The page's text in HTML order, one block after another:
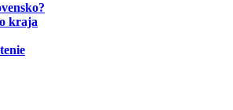
kraja